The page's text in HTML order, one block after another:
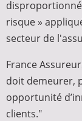
risque »
secteur de
France
doit demeurer,
opportunité
clients."